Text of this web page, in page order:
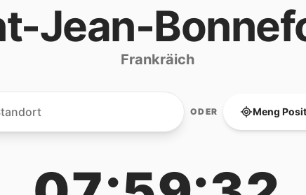
Jean-
Frankräich
ODER Meng